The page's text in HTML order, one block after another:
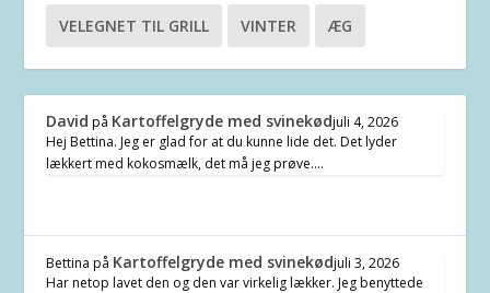
VELEGNET TIL GRILL VINTER ÆG
David på Kartoffelgryde med svinekødjuli 4, 2026
Hej Bettina. Jeg er glad for at du kunne lide det. Det lyder
lækkert med kokosmælk, det må jeg prøve.…
Bettina på Kartoffelgryde med svinekødjuli 3, 2026
Har netop lavet den og den var virkelig lækker. Jeg benyttede